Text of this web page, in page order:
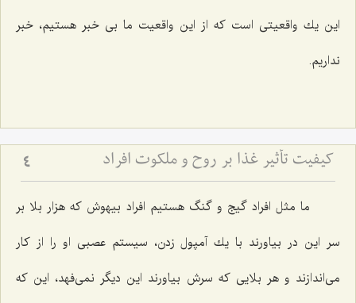
این یك واقعیتی است كه از این واقعیت ما بی خبر هستیم، خبر
نداریم.
کیفیت تأثیر غذا بر روح و ملکوت افراد 4
ما مثل افراد گیج و گنگ هستیم افراد بیهوش كه هزار بلا بر
سر این در بیاورند با یك آمپول زدن، سیستم عصبی او را از كار
می‌اندازند و هر بلایی كه سرش بیاورند این دیگر نمی‌فهد، این كه